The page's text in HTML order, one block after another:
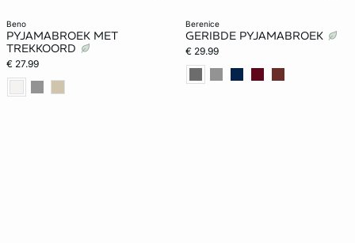
beno
PYJAMABROEK MET
TREKKOORD
€ 27.99
berenice
GERIBDE PYJAMABROEK
€ 29.99